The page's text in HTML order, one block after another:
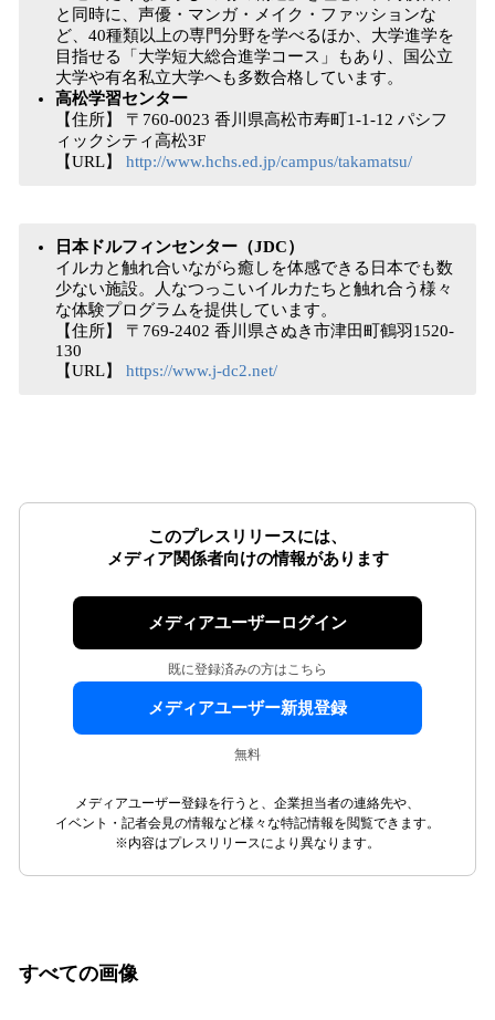
と同時に、声優・マンガ・メイク・ファッションな
ど、40種類以上の専門分野を学べるほか、大学進学を
目指せる「大学短大総合進学コース」もあり、国公立
大学や有名私立大学へも多数合格しています。
高松学習センター
【住所】 〒760-0023 香川県高松市寿町1-1-12 パシフ
ィックシティ高松3F
【URL】 http://www.hchs.ed.jp/campus/takamatsu/
日本ドルフィンセンター（JDC）
イルカと触れ合いながら癒しを体感できる日本でも数
少ない施設。人なつっこいイルカたちと触れ合う様々
な体験プログラムを提供しています。
【住所】 〒769-2402 香川県さぬき市津田町鶴羽1520-
130
【URL】 https://www.j-dc2.net/
このプレスリリースには、
メディア関係者向けの情報があります
メディアユーザーログイン
既に登録済みの方はこちら
メディアユーザー新規登録
無料
メディアユーザー登録を行うと、企業担当者の連絡先や、
イベント・記者会見の情報など様々な特記情報を閲覧できます。
※内容はプレスリリースにより異なります。
すべての画像